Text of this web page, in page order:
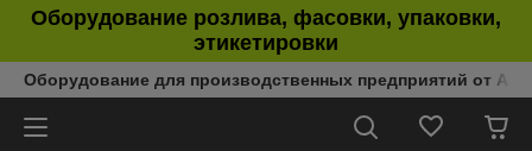
Оборудование розлива, фасовки, упаковки,
этикетировки
Оборудование для производственных предприятий от